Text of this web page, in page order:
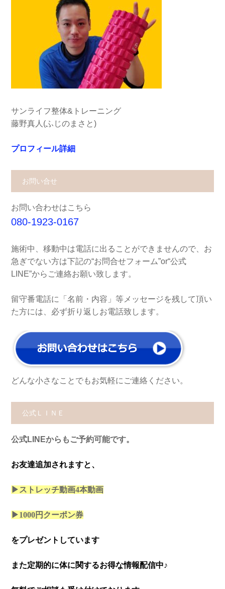
サンライフ整体&トレーニング
藤野真人(ふじのまさと)
プロフィール詳細
お問い合せ
お問い合わせはこちら
080-1923-0167
施術中、移動中は電話に出ることができませんので、お
急ぎでない方は下記の“お問合せフォーム”or“公式
LINE”からご連絡お願い致します。
留守番電話に「名前・内容」等メッセージを残して頂い
た方には、必ず折り返しお電話致します。
どんな小さなことでもお気軽にご連絡ください。
公式ＬＩＮＥ
公式LINEからもご予約可能です。
お友達追加されますと、
▶ストレッチ動画4本動画
▶1000円クーポン券
をプレゼントしています
また定期的に体に関するお得な情報配信中♪